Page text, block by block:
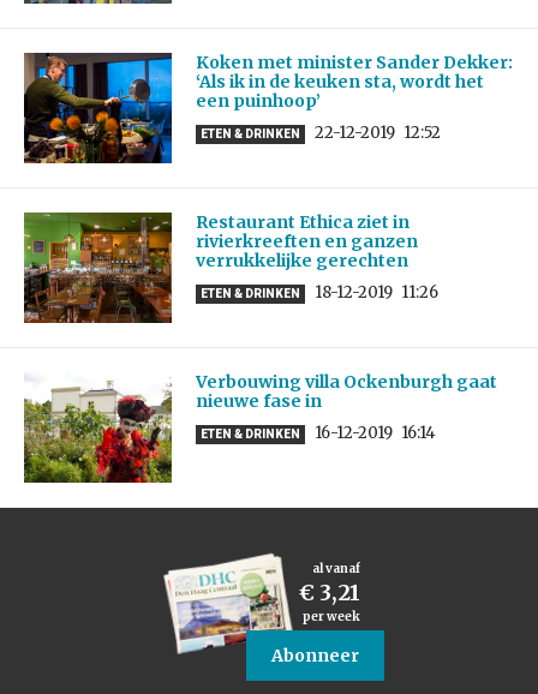
Koken met minister Sander Dekker:
‘Als ik in de keuken sta, wordt het
een puinhoop’
ETEN & DRINKEN 22-12-2019 12:52
Restaurant Ethica ziet in
rivierkreeften en ganzen
verrukkelijke gerechten
ETEN & DRINKEN 18-12-2019 11:26
Verbouwing villa Ockenburgh gaat
nieuwe fase in
ETEN & DRINKEN 16-12-2019 16:14
al vanaf
€ 3,21
per week
Abonneer